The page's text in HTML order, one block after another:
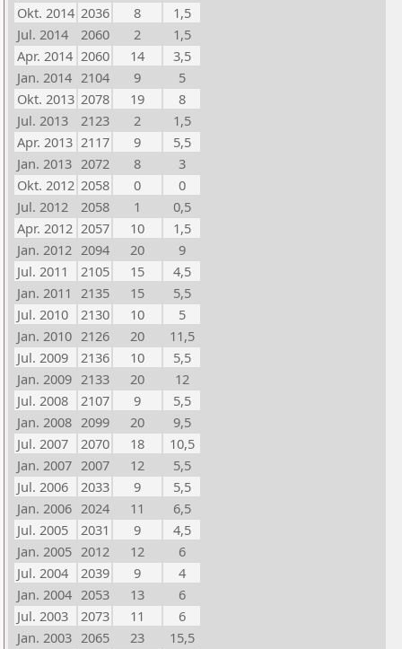
Okt. 2014 2036 8
1,5
Jul. 2014
2060 2
1,5
Apr. 2014 2060 14
3,5
Jan. 2014 2104 9
5
Okt. 2013 2078 19
8
Jul. 2013
2123 2
1,5
Apr. 2013 2117 9
5,5
Jan. 2013 2072 8
3
Okt. 2012 2058 0
0
Jul. 2012
2058 1
0,5
Apr. 2012 2057 10
1,5
Jan. 2012 2094 20
9
Jul. 2011
2105 15
4,5
Jan. 2011 2135 15
5,5
Jul. 2010
2130 10
5
Jan. 2010 2126 20
11,5
Jul. 2009
2136 10
5,5
Jan. 2009 2133 20
12
Jul. 2008
2107 9
5,5
Jan. 2008 2099 20
9,5
Jul. 2007
2070 18
10,5
Jan. 2007 2007 12
5,5
Jul. 2006
2033 9
5,5
Jan. 2006 2024 11
6,5
Jul. 2005
2031 9
4,5
Jan. 2005 2012 12
6
Jul. 2004
2039 9
4
Jan. 2004 2053 13
6
Jul. 2003
2073 11
6
Jan. 2003 2065 23
15,5